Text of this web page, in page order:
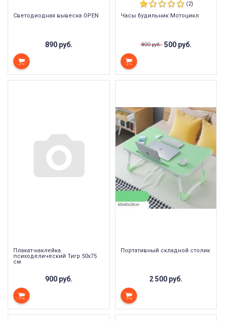
Светодиодная вывеска OPEN
890 руб.
(2)
Часы будильник Мотоцикл
800 руб. 500 руб.
Плакат-наклейка
психоделический Тигр 50х75
см
900 руб.
Портативный складной столик
2 500 руб.